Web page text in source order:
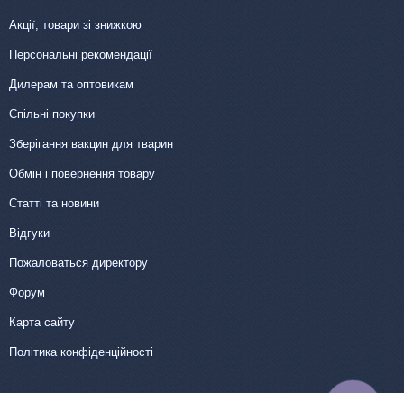
Акції, товари зі знижкою
Персональні рекомендації
Дилерам та оптовикам
Спільні покупки
Зберігання вакцин для тварин
Обмін і повернення товару
Статті та новини
Відгуки
Пожаловаться директору
Форум
Карта сайту
Політика конфіденційності